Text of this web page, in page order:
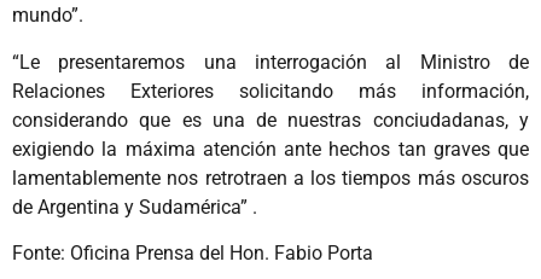
mundo”.
“Le presentaremos una interrogación al Ministro de
Relaciones Exteriores solicitando más información,
considerando que es una de nuestras conciudadanas, y
exigiendo la máxima atención ante hechos tan graves que
lamentablemente nos retrotraen a los tiempos más oscuros
de Argentina y Sudamérica” .
Fonte: Oficina Prensa del Hon. Fabio Porta